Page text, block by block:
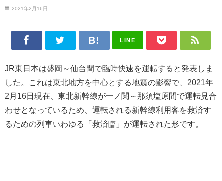
2021年2月16日
LINE
JR東日本は盛岡～仙台間で臨時快速を運転すると発表しま
した。これは東北地方を中心とする地震の影響で、2021年
2月16日現在、東北新幹線が一ノ関～那須塩原間で運転見合
わせとなっているため、運転される新幹線利用客を救済す
るための列車いわゆる「救済臨」が運転された形です。